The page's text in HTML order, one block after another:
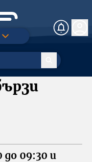
09:30 и